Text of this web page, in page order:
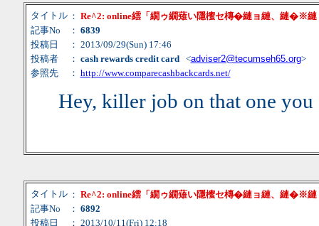
タイトル ： Re^2: online繧「繝ゥ繝薙い隱櫁セ槫�縺ョ縺、縺�※
記事No
： 6839
投稿日
： 2013/09/29(Sun) 17:46
投稿者
： cash rewards credit card<adviser2@tecumseh65.org>
参照先
： http://www.comparecashbackcards.net/
Hey, killer job on that one you
タイトル ： Re^2: online繧「繝ゥ繝薙い隱櫁セ槫�縺ョ縺、縺�※
記事No
： 6892
投稿日
： 2013/10/11(Fri) 12:18